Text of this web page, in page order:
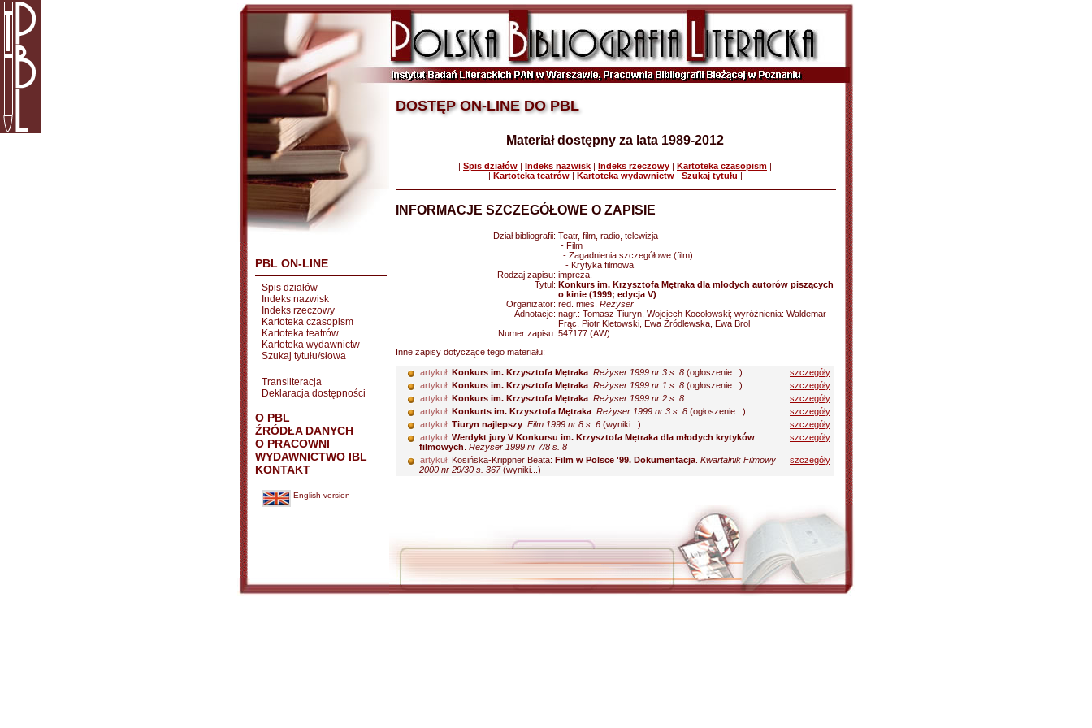
PBL ON-LINE
Spis działów
Indeks nazwisk
Indeks rzeczowy
Kartoteka czasopism
Kartoteka teatrów
Kartoteka wydawnictw
Szukaj tytułu/słowa
Transliteracja
Deklaracja dostępności
O PBL
ŹRÓDŁA DANYCH
O PRACOWNI
WYDAWNICTWO IBL
KONTAKT
English version
DOSTĘP ON-LINE DO PBL
Materiał dostępny za lata 1989-2012
| Spis działów | Indeks nazwisk | Indeks rzeczowy | Kartoteka czasopism |
| Kartoteka teatrów| Kartoteka wydawnictw| Szukaj tytułu |
INFORMACJE SZCZEGÓŁOWE O ZAPISIE
Dział bibliografii: Teatr, film, radio, telewizja
- Film
- Zagadnienia szczegółowe (film)
- Krytyka filmowa
Rodzaj zapisu: impreza.
Tytuł: Konkurs im. Krzysztofa Mętraka dla młodych autorów piszących
o kinie (1999; edycja V)
Organizator: red. mies. Reżyser
Adnotacje: nagr.: Tomasz Tiuryn, Wojciech Kocołowski; wyróżnienia: Waldemar
Frąc, Piotr Kletowski, Ewa Źródlewska, Ewa Brol
Numer zapisu: 547177 (AW)
Inne zapisy dotyczące tego materiału:
artykuł: Konkurs im. Krzysztofa Mętraka Reżyser 1999 nr 3 s. 8 (ogłoszenie...)
szczegóły
artykuł: Konkurs im. Krzysztofa Mętraka Reżyser 1999 nr 1 s. 8 (ogłoszenie...)
szczegóły
artykuł: Konkurs im. Krzysztofa Mętraka Reżyser 1999 nr 2 s. 8
szczegóły
artykuł: Konkurts im. Krzysztofa Mętraka Reżyser 1999 nr 3 s. 8 (ogłoszenie...)
szczegóły
artykuł: Tiuryn najlepszy Film 1999 nr 8 s. 6 (wyniki...)
szczegóły
artykuł: Werdykt jury V Konkursu im. Krzysztofa Mętraka dla młodych krytyków
filmowych Reżyser 1999 nr 7/8 s. 8
szczegóły
artykuł: Kosińska-Krippner Beata: Film w Polsce '99. Dokumentacja Kwartalnik Filmowy
2000 nr 29/30 s. 367(wyniki...)
szczegóły